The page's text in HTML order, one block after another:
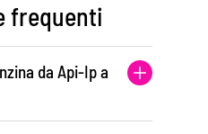
frequenti
da Api-Ip a